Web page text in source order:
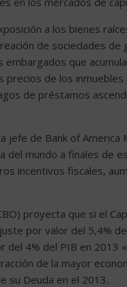
a los bienes
de sociedades
que
precios de los
de préstamos
jefe de Bank of America
del mundo a finales de
incentivos fiscales,
proyecta que si el
por valor del 5,4%
4% del PIB en 2013
de la mayor
su Deuda en el 2013.